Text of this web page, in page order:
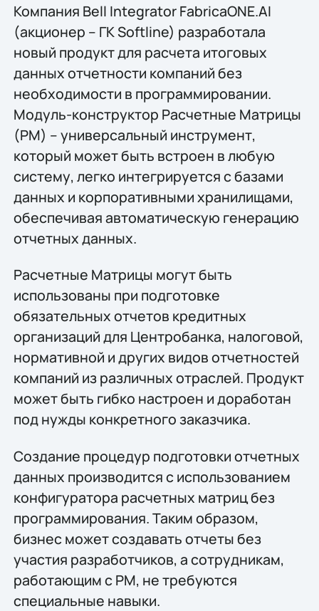
Компания Bell Integrator FabricaONE.AI
(акционер – ГК Softline) разработала
новый продукт для расчета итоговых
данных отчетности компаний без
необходимости в программировании.
Модуль-конструктор Расчетные Матрицы
(РМ) – универсальный инструмент,
который может быть встроен в любую
систему, легко интегрируется с базами
данных и корпоративными хранилищами,
обеспечивая автоматическую генерацию
отчетных данных.
Расчетные Матрицы могут быть
использованы при подготовке
обязательных отчетов кредитных
организаций для Центробанка, налоговой,
нормативной и других видов отчетностей
компаний из различных отраслей. Продукт
может быть гибко настроен и доработан
под нужды конкретного заказчика.
Создание процедур подготовки отчетных
данных производится с использованием
конфигуратора расчетных матриц без
программирования. Таким образом,
бизнес может создавать отчеты без
участия разработчиков, а сотрудникам,
работающим с РМ, не требуются
специальные навыки.